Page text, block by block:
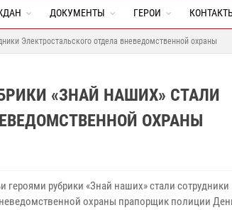
ДОКУМЕНТЫ ГЕРОИ
Электростальского отдела вневедомственной охраны
«ЗНАЙ НАШИХ» СТАЛИ
ОХРАНЫ
рубрики «Знай наших» стали сотрудники
охраны прапорщик полиции